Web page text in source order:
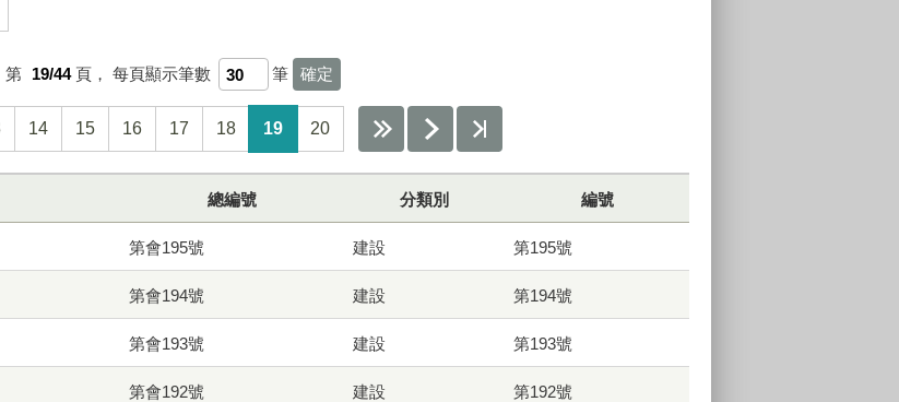
第 19/44 頁， 每頁顯示筆數 筆
14 15 16 17 18 19 20
總編號 分類別 編號
第會195號 建設 第195號
第會194號 建設 第194號
第會193號 建設 第193號
第會192號 建設 第192號